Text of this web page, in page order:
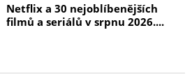
Netflix a 30 nejoblíbenějších
filmů a seriálů v srpnu 2026....